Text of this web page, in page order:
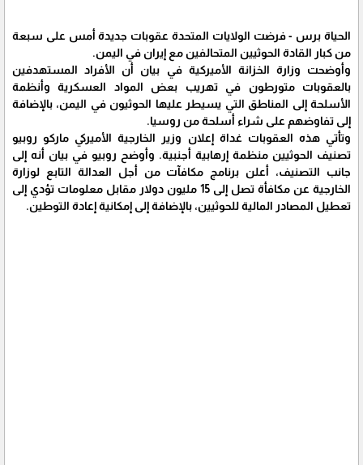
الحياة برس - فرضت الولايات المتحدة عقوبات جديدة أمس على سبعة
من كبار القادة الحوثيين المتحالفين مع إيران في اليمن.
وأوضحت وزارة الخزانة الأميركية في بيان أن الأفراد المستهدفين
بالعقوبات متورطون في تهريب بعض المواد العسكرية وأنظمة
الأسلحة إلى المناطق التي يسيطر عليها الحوثيون في اليمن، بالإضافة
إلى تفاوضهم على شراء أسلحة من روسيا.
وتأتي هذه العقوبات غداة إعلان وزير الخارجية الأميركي ماركو روبيو
تصنيف الحوثيين منظمة إرهابية أجنبية. وأوضح روبيو في بيان أنه إلى
جانب التصنيف، أعلن برنامج مكافآت من أجل العدالة التابع لوزارة
الخارجية عن مكافأة تصل إلى 15 مليون دولار مقابل معلومات تؤدي إلى
تعطيل المصادر المالية للحوثيين، بالإضافة إلى إمكانية إعادة التوطين.